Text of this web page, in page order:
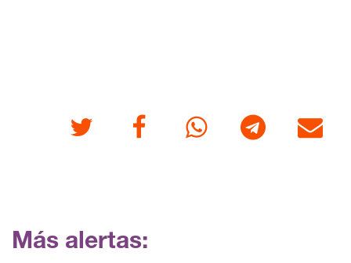
Twitter FacebookWhatsappTelegram Correo
Más alertas: